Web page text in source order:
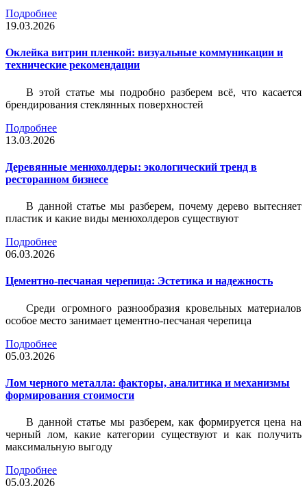
Подробнее
19.03.2026
Оклейка витрин пленкой: визуальные коммуникации и
технические рекомендации
В этой статье мы подробно разберем всё, что касается
брендирования стеклянных поверхностей
Подробнее
13.03.2026
Деревянные менюхолдеры: экологический тренд в
ресторанном бизнесе
В данной статье мы разберем, почему дерево вытесняет
пластик и какие виды менюхолдеров существуют
Подробнее
06.03.2026
Цементно-песчаная черепица: Эстетика и надежность
Среди огромного разнообразия кровельных материалов
особое место занимает цементно-песчаная черепица
Подробнее
05.03.2026
Лом черного металла: факторы, аналитика и механизмы
формирования стоимости
В данной статье мы разберем, как формируется цена на
черный лом, какие категории существуют и как получить
максимальную выгоду
Подробнее
05.03.2026